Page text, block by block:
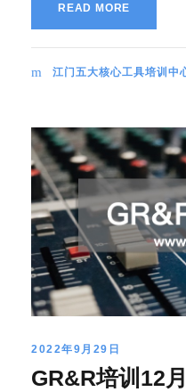
READ MORE
江门五大核心工具培训中
2022年9月29日
GR&R培训12